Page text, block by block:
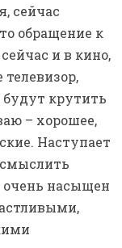
сейчас
обращение к
и в кино,
будут крутить
– хорошее,
Наступает
очень насыщен